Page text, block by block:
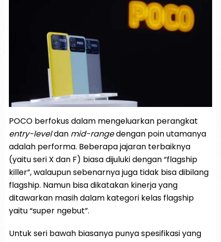
POCO berfokus dalam mengeluarkan perangkat
entry-leveldan mid-rangedengan poin utamanya
adalah performa. Beberapa jajaran terbaiknya
(yaitu seri X dan F) biasa dijuluki dengan “flagship
killer”, walaupun sebenarnya juga tidak bisa dibilang
flagship. Namun bisa dikatakan kinerja yang
ditawarkan masih dalam kategori kelas flagship
yaitu “super ngebut”.
Untuk seri bawah biasanya punya spesifikasi yang